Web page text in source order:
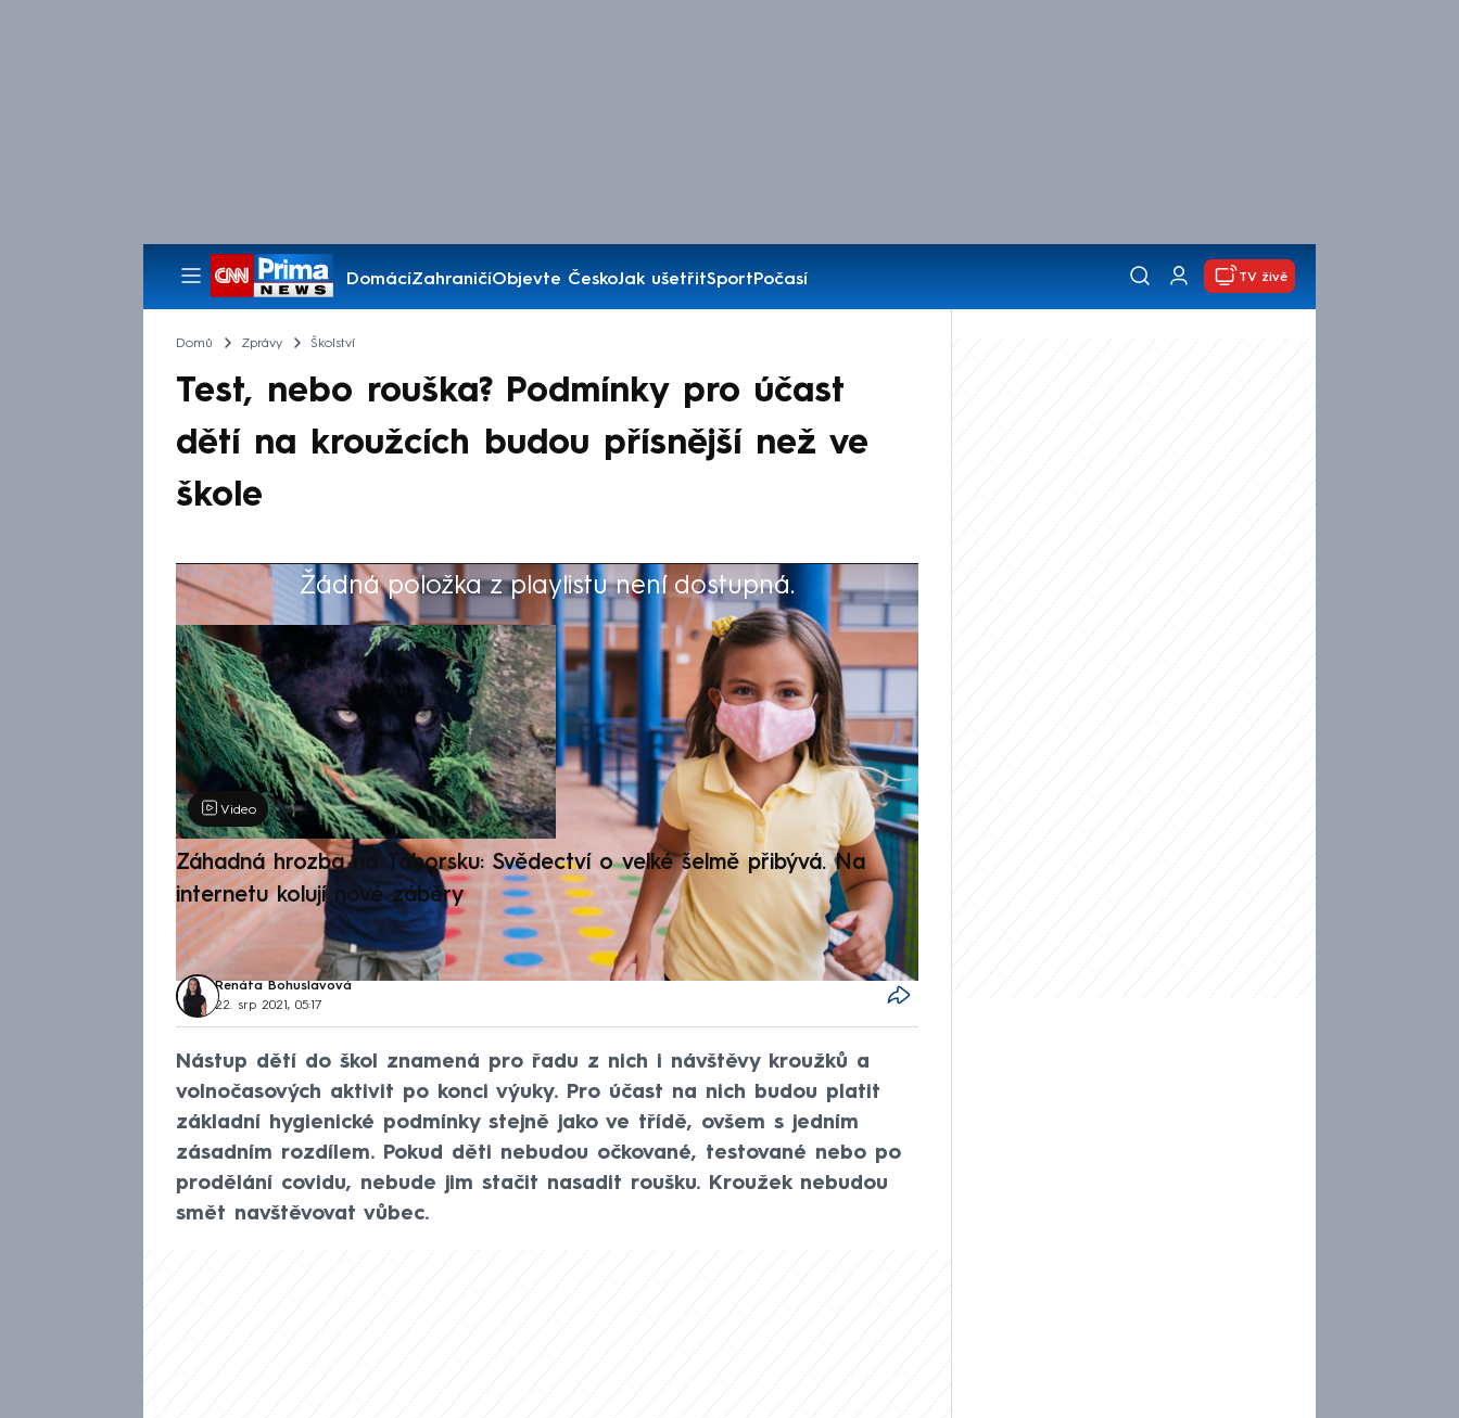
DomácíZahraničíObjevte ČeskoJak ušetřitSportPočasí
Pořady
TV živě
Domů Zprávy Školství
Test, nebo rouška? Podmínky pro účast
dětí na kroužcích budou přísnější než ve
škole
Žádná položka z playlistu není dostupná.
Výběr redakce
Video
Záhadná hrozba na Táborsku: Svědectví o velké šelmě přibývá. Na
internetu kolují nové záběry
Renáta Bohuslavová
22. srp 2021, 05:17
Nástup dětí do škol znamená pro řadu z nich i návštěvy kroužků a
volnočasových aktivit po konci výuky. Pro účast na nich budou platit
základní hygienické podmínky stejně jako ve třídě, ovšem s jedním
zásadním rozdílem. Pokud děti nebudou očkované, testované nebo po
prodělání covidu, nebude jim stačit nasadit roušku. Kroužek nebudou
smět navštěvovat vůbec.